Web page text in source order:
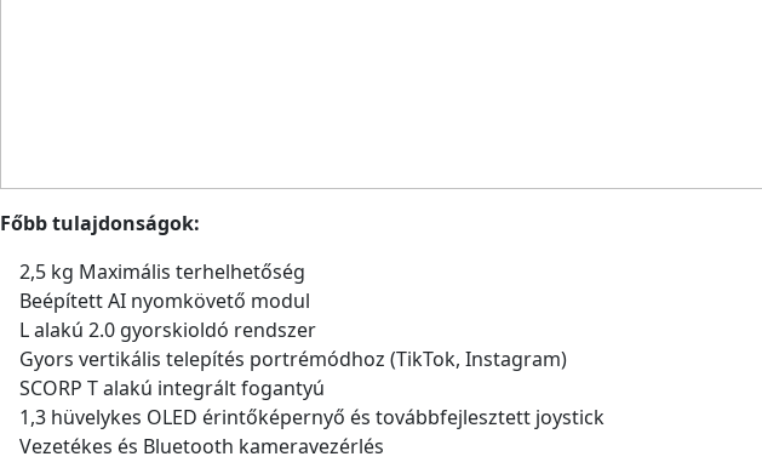
Főbb tulajdonságok:
2,5 kg Maximális terhelhetőség
Beépített AI nyomkövető modul
L alakú 2.0 gyorskioldó rendszer
Gyors vertikális telepítés portrémódhoz (TikTok, Instagram)
SCORP T alakú integrált fogantyú
1,3 hüvelykes OLED érintőképernyő és továbbfejlesztett joystick
Vezetékes és Bluetooth kameravezérlés